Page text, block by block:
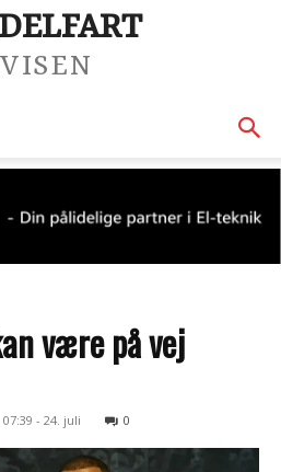
være på vej
07:39 - 24. juli 0